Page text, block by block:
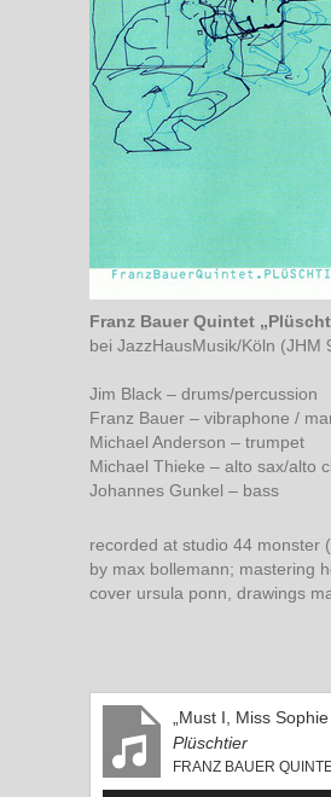
Franz Bauer Quintet
bei JazzHausMusik/Köln (JHM
Jim Black – drums/percussion
Franz Bauer – vibraphone /
Michael Anderson – trumpet
Michael Thieke – alto sax/alto
Johannes Gunkel – bass
recorded at studio 44 monster
by max bollemann; mastering
cover ursula ponn, drawings
„Must I, Miss Sophie
Plüschtier
FRANZ BAUER